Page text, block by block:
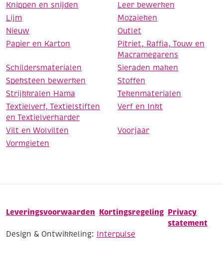
Knippen en snijden
Leer bewerken
Lijm
Mozaieken
Nieuw
Outlet
Papier en Karton
Pitriet, Raffia, Touw en
Macramegarens
Schildersmaterialen
Sieraden maken
Speksteen bewerken
Stoffen
Strijkkralen Hama
Tekenmaterialen
Textielverf, Textielstiften
en Textielverharder
Verf en Inkt
Vilt en Wolvilten
Voorjaar
Vormgieten
Leveringsvoorwaarden Kortingsregeling Privacy
statement
Design & Ontwikkeling: Interpulse